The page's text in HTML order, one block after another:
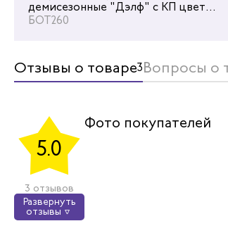
демисезонные "Дэлф" с КП цвет
черный/бежевый
БОТ260
Отзывы о товаре3Вопросы о
5.0
3 отзывов
Развернуть
отзывы
Фото покупателей